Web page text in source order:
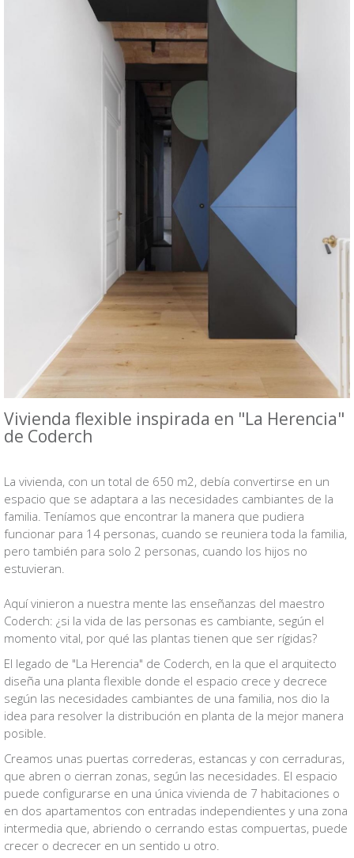
Vivienda flexible inspirada en "La Herencia"
de Coderch
La vivienda, con un total de 650 m2, debía convertirse en un
espacio que se adaptara a las necesidades cambiantes de la
familia. Teníamos que encontrar la manera que pudiera
funcionar para 14 personas, cuando se reuniera toda la familia,
pero también para solo 2 personas, cuando los hijos no
estuvieran.
Aquí vinieron a nuestra mente las enseñanzas del maestro
Coderch: ¿si la vida de las personas es cambiante, según el
momento vital, por qué las plantas tienen que ser rígidas?
El legado de "La Herencia" de Coderch, en la que el arquitecto
diseña una planta flexible donde el espacio crece y decrece
según las necesidades cambiantes de una familia, nos dio la
idea para resolver la distribución en planta de la mejor manera
posible.
Creamos unas puertas correderas, estancas y con cerraduras,
que abren o cierran zonas, según las necesidades. El espacio
puede configurarse en una única vivienda de 7 habitaciones o
en dos apartamentos con entradas independientes y una zona
intermedia que, abriendo o cerrando estas compuertas, puede
crecer o decrecer en un sentido u otro.